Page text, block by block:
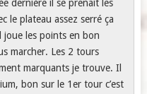
dernière il se prenait les
le plateau assez serré ça
joue les points en bon
marcher. Les 2 tours
marquants je trouve. Il
bon sur le 1er tour c’est